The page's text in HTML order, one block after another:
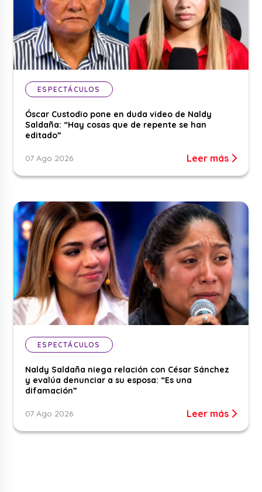
ESPECTÁCULOS
Óscar Custodio pone en duda video de Naldy
Saldaña: “Hay cosas que de repente se han
editado”
07 Ago 2026 Leer más
ESPECTÁCULOS
Naldy Saldaña niega relación con César Sánchez
y evalúa denunciar a su esposa: “Es una
difamación”
07 Ago 2026 Leer más